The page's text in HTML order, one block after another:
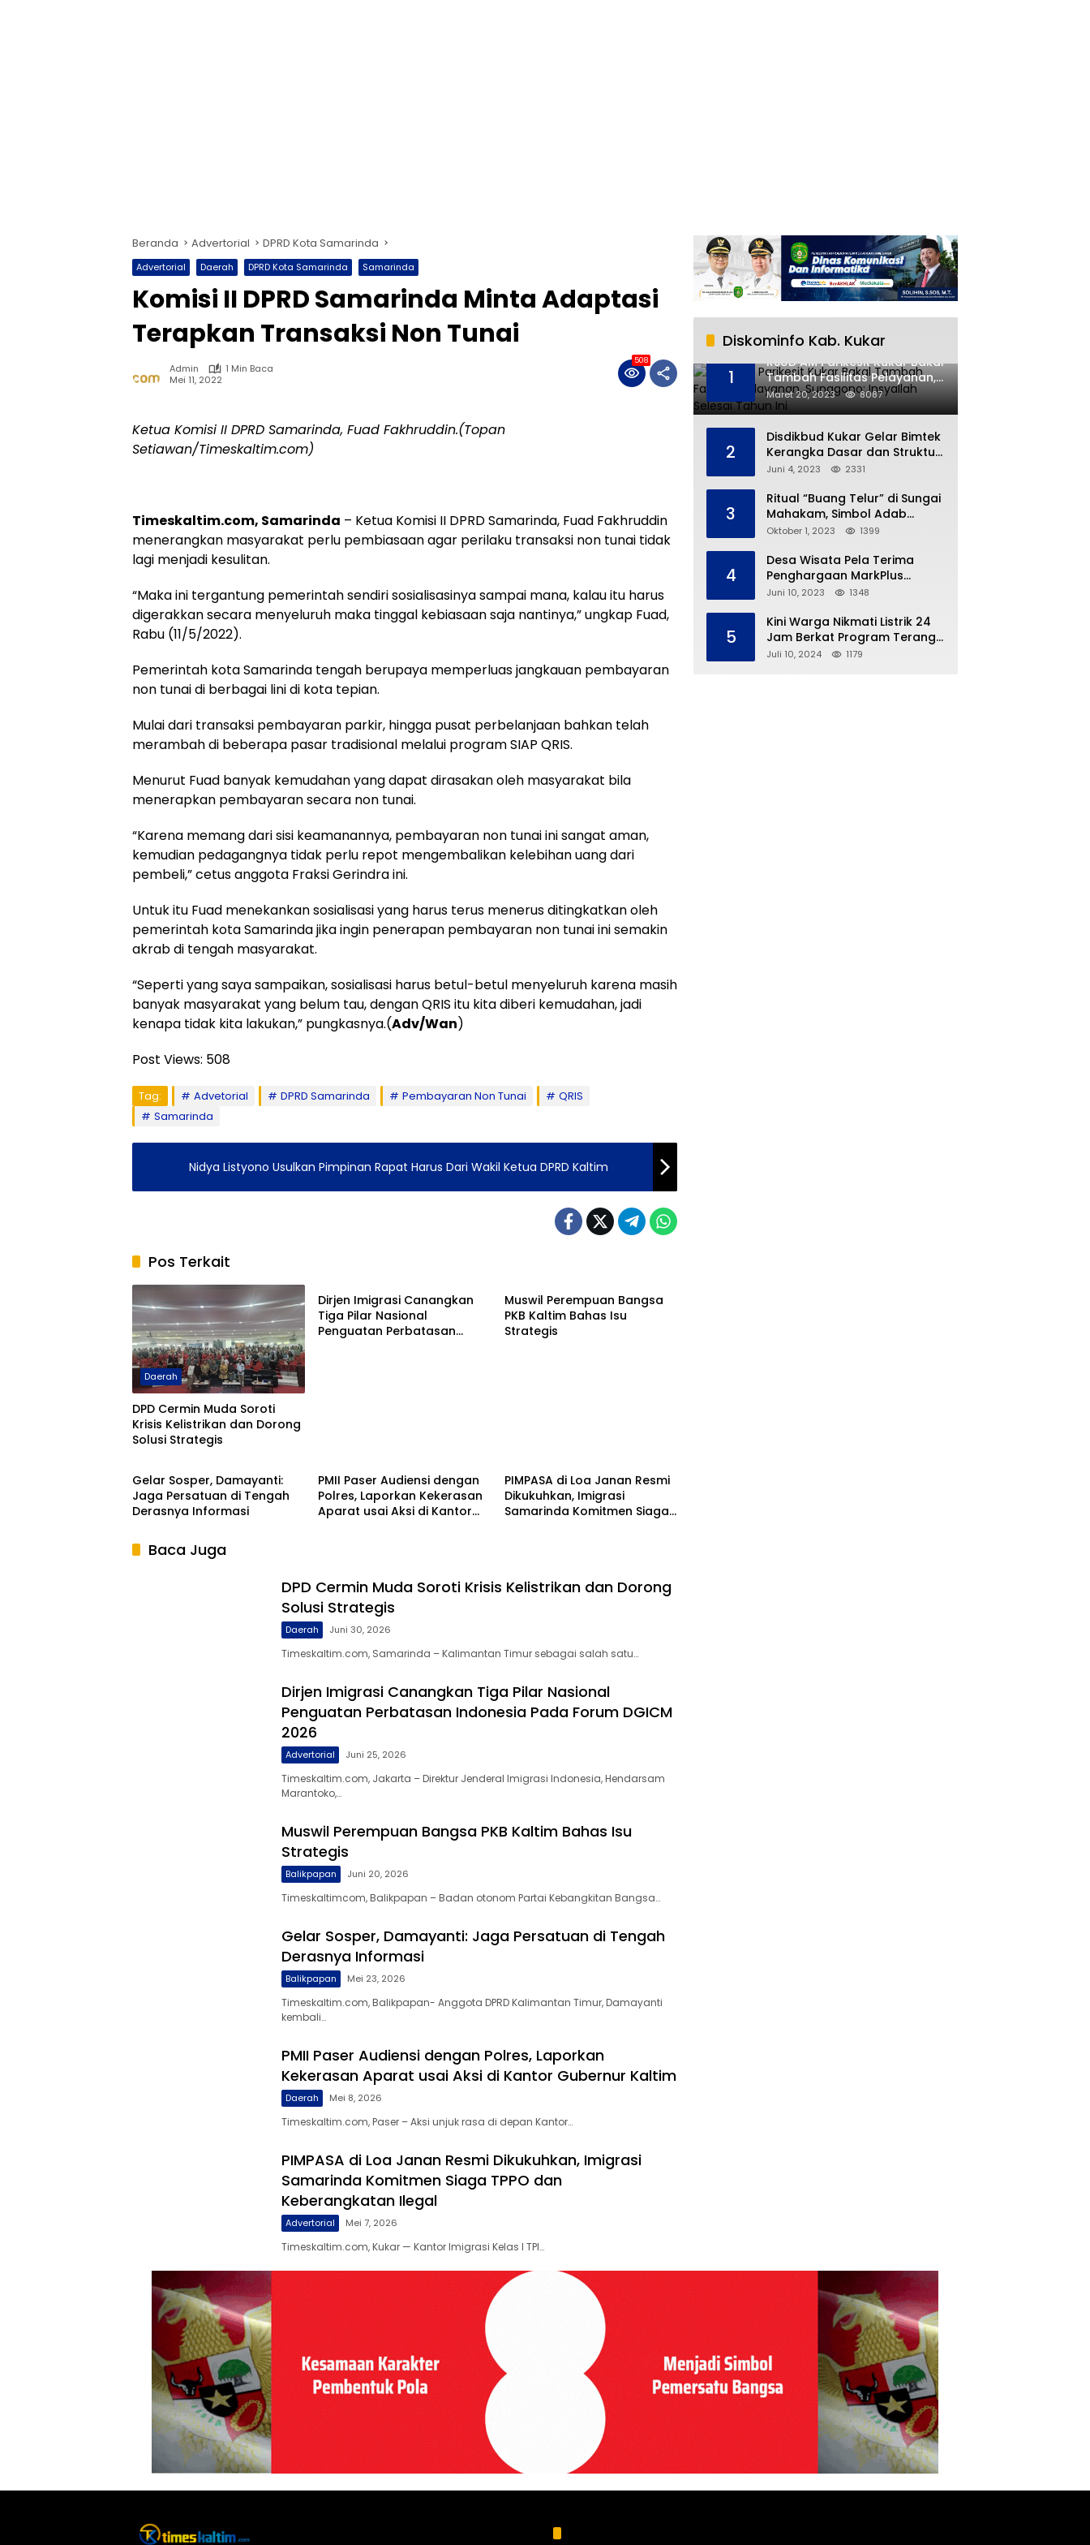
Beranda Advertorial DPRD Kota Samarinda
Advertorial Daerah DPRD Kota Samarinda Samarinda
Komisi II DPRD Samarinda Minta Adaptasi
Terapkan Transaksi Non Tunai
Admin
1 Min Baca
Mei 11, 2022
508
Ketua Komisi II DPRD Samarinda, Fuad Fakhruddin.(Topan
Setiawan/Timeskaltim.com)
Timeskaltim.com, Samarinda – Ketua Komisi II DPRD Samarinda, Fuad Fakhruddin
menerangkan masyarakat perlu pembiasaan agar perilaku transaksi non tunai tidak
lagi menjadi kesulitan.
“Maka ini tergantung pemerintah sendiri sosialisasinya sampai mana, kalau itu harus
digerakkan secara menyeluruh maka tinggal kebiasaan saja nantinya,” ungkap Fuad,
Rabu (11/5/2022).
Pemerintah kota Samarinda tengah berupaya memperluas jangkauan pembayaran
non tunai di berbagai lini di kota tepian.
Mulai dari transaksi pembayaran parkir, hingga pusat perbelanjaan bahkan telah
merambah di beberapa pasar tradisional melalui program SIAP QRIS.
Menurut Fuad banyak kemudahan yang dapat dirasakan oleh masyarakat bila
menerapkan pembayaran secara non tunai.
“Karena memang dari sisi keamanannya, pembayaran non tunai ini sangat aman,
kemudian pedagangnya tidak perlu repot mengembalikan kelebihan uang dari
pembeli,” cetus anggota Fraksi Gerindra ini.
Untuk itu Fuad menekankan sosialisasi yang harus terus menerus ditingkatkan oleh
pemerintah kota Samarinda jika ingin penerapan pembayaran non tunai ini semakin
akrab di tengah masyarakat.
“Seperti yang saya sampaikan, sosialisasi harus betul-betul menyeluruh karena masih
banyak masyarakat yang belum tau, dengan QRIS itu kita diberi kemudahan, jadi
kenapa tidak kita lakukan,” pungkasnya.(Adv/Wan)
Post Views: 508
Tag: Advetorial DPRD Samarinda Pembayaran Non Tunai
QRIS
Samarinda
Nidya Listyono Usulkan Pimpinan Rapat Harus Dari Wakil Ketua DPRD Kaltim
Pos Terkait
Daerah
DPD Cermin Muda Soroti
Krisis Kelistrikan dan Dorong
Solusi Strategis
Dirjen Imigrasi Canangkan
Tiga Pilar Nasional
Penguatan Perbatasan
Muswil Perempuan Bangsa
PKB Kaltim Bahas Isu
Strategis
Balikpapan
Gelar Sosper, Damayanti:
Jaga Persatuan di Tengah
Derasnya Informasi
PMII Paser Audiensi dengan
Polres, Laporkan Kekerasan
Aparat usai Aksi di Kantor
PIMPASA di Loa Janan Resmi
Dikukuhkan, Imigrasi
Samarinda Komitmen Siaga
Baca Juga
DPD Cermin Muda Soroti Krisis Kelistrikan dan Dorong
Solusi Strategis
Daerah Juni 30, 2026
Timeskaltim.com, Samarinda – Kalimantan Timur sebagai salah satu…
Dirjen Imigrasi Canangkan Tiga Pilar Nasional
Penguatan Perbatasan Indonesia Pada Forum DGICM
2026
Advertorial Juni 25, 2026
Timeskaltim.com, Jakarta – Direktur Jenderal Imigrasi Indonesia, Hendarsam
Marantoko,…
Muswil Perempuan Bangsa PKB Kaltim Bahas Isu
Strategis
Balikpapan Juni 20, 2026
Timeskaltimcom, Balikpapan – Badan otonom Partai Kebangkitan Bangsa…
Gelar Sosper, Damayanti: Jaga Persatuan di Tengah
Derasnya Informasi
Balikpapan Mei 23, 2026
Timeskaltim.com, Balikpapan- Anggota DPRD Kalimantan Timur, Damayanti
kembali…
PMII Paser Audiensi dengan Polres, Laporkan
Kekerasan Aparat usai Aksi di Kantor Gubernur Kaltim
Daerah Mei 8, 2026
Timeskaltim.com, Paser – Aksi unjuk rasa di depan Kantor…
PIMPASA di Loa Janan Resmi Dikukuhkan, Imigrasi
Samarinda Komitmen Siaga TPPO dan
Keberangkatan Ilegal
Advertorial Mei 7, 2026
Timeskaltim.com, Kukar — Kantor Imigrasi Kelas I TPI…
Diskominfo Kab. Kukar
1
RSUD AM Parikesit Kukar Bakal
Tambah Fasilitas Pelayanan,
Sunggono: Insyallah Selesai
Tahun Ini
Maret 20, 2023 8087
2
Disdikbud Kukar Gelar Bimtek
Kerangka Dasar dan Struktur
Kurikulum Merdeka
Juni 4, 2023 2331
3
Ritual “Buang Telur” di Sungai
Mahakam, Simbol Adab
Tradisi Ngulur Naga
Oktober 1, 2023 1399
4
Desa Wisata Pela Terima
Penghargaan MarkPlus
Tourism
Juni 10, 2023 1348
5
Kini Warga Nikmati Listrik 24
Jam Berkat Program Terang
Kampung Ku
Juli 10, 2024 1179